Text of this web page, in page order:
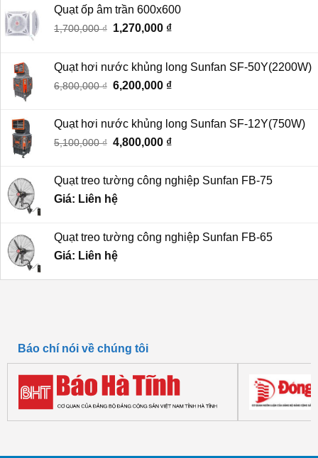
Quạt ốp âm trần 600x600
1,700,000₫ Giá
1,700,000 ₫.
1,270,000 ₫
là:
Quạt hơi nước khủng long Sunfan SF-50Y(2200W)
6,800,000₫ Giá
6,800,000 ₫.
6,200,000 ₫
là:
Quạt hơi nước khủng long Sunfan SF-12Y(750W)
5,100,000₫ Giá
5,100,000 ₫.
4,800,000 ₫
là:
Quạt treo tường công nghiệp Sunfan FB-75
Giá: Liên hệ
Quạt treo tường công nghiệp Sunfan FB-65
Giá: Liên hệ
Báo chí nói về chúng tôi